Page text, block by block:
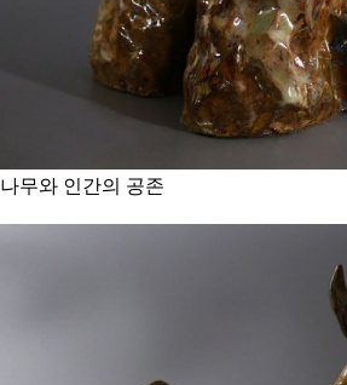
나무와 인간의 공존